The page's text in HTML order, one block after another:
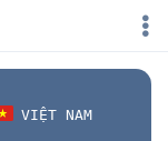
VIỆT NAM